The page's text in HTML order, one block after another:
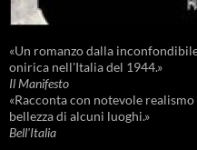
«Un romanzo dalla
onirica nell'Italia del 1944.»
Il Manifesto
«Racconta con notevole
bellezza di alcuni luoghi.»
Bell'Italia